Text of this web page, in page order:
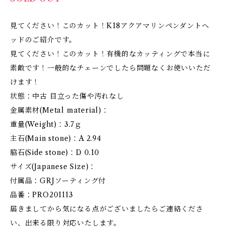
見てください！このカット！K18アクアマリンペンダントヘ
ッドのご紹介です。
見てください！このカット！有機的なカッティングで本当に
素敵です！一般的なチェーンでしたら問題なくお使いいただ
けます！
状態：中古 目立った傷や汚れなし
金属素材(Metal material)：
重量(Weight)：3.7ｇ
主石(Main stone)：A 2.94
脇石(Side stone)：D 0.10
サイズ(Japanese Size)：
付属品：GRJソーティング付
品番：PRO201113
届きましてから気になる点がございましたらご連絡くださ
い、出来る限り対応いたします。